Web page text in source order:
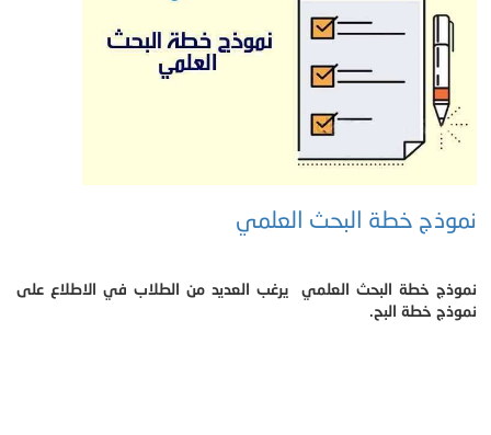
نموذج خطة البحث العلمي
نموذج خطة البحث العلمي يرغب العديد من الطلاب في الاطلاع على
نموذج خطة البح.